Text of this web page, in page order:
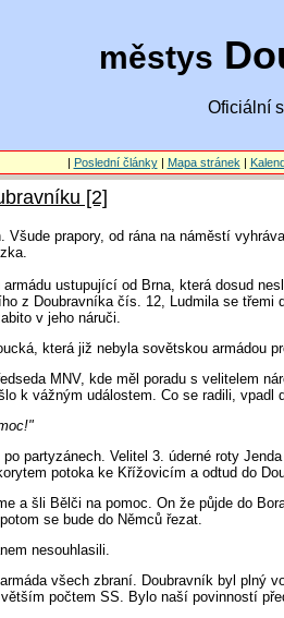
městys
Oficiální
| Poslední články| Mapa stránek |
[2]
Všude prapory, od rána na náměstí
ustupující od Brna, která dosud
z Doubravníka čís. 12, Ludmila se
v jeho náruči.
která již nebyla sovětskou armádou
MNV, kde měl poradu s velitelem
k vážným událostem. Co se radili,
partyzánech. Velitel 3. úderné roty
potoka ke Křížovicím a odtud do
a šli Bělči na pomoc. On že půjde do
se bude do Němců řezat.
nesouhlasili.
všech zbraní. Doubravník byl plný
počtem SS. Bylo naší povinností